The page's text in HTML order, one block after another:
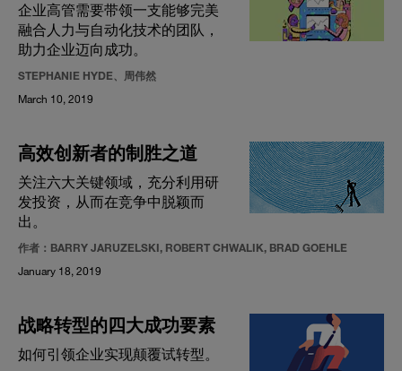
企业高管需要带领一支能够完美
融合人力与自动化技术的团队，
助力企业迈向成功。
STEPHANIE HYDE、周伟然
March 10, 2019
高效创新者的制胜之道
关注六大关键领域，充分利用研
发投资，从而在竞争中脱颖而
出。
作者：BARRY JARUZELSKI, ROBERT CHWALIK, BRAD GOEHLE
January 18, 2019
战略转型的四大成功要素
如何引领企业实现颠覆试转型。